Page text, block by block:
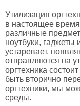
Утилизация
в настоящее
различные
ноутбуки, гаджеты
устаревает,
отправляются на
оргтехника
быть вторично
оргтехники, мы
среды.